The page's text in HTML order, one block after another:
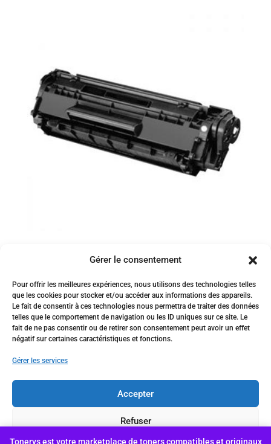
Gérer le consentement
Pour offrir les meilleures expériences, nous utilisons des technologies telles
que les cookies pour stocker et/ou accéder aux informations des appareils.
Le fait de consentir à ces technologies nous permettra de traiter des données
telles que le comportement de navigation ou les ID uniques sur ce site. Le
fait de ne pas consentir ou de retirer son consentement peut avoir un effet
négatif sur certaines caractéristiques et fonctions.
Gérer les services
Accepter
Refuser
Tonerys est votre marketplace de toners compatibles et originaux
Toner compatible CF279A pour
imprimantes HP Laserjet
PROM12a/M12w/MFP
M26a/MFPM26nw
د.ج1,488
Vendu par:africapap.com
Conçu et hébergé par Genhyal